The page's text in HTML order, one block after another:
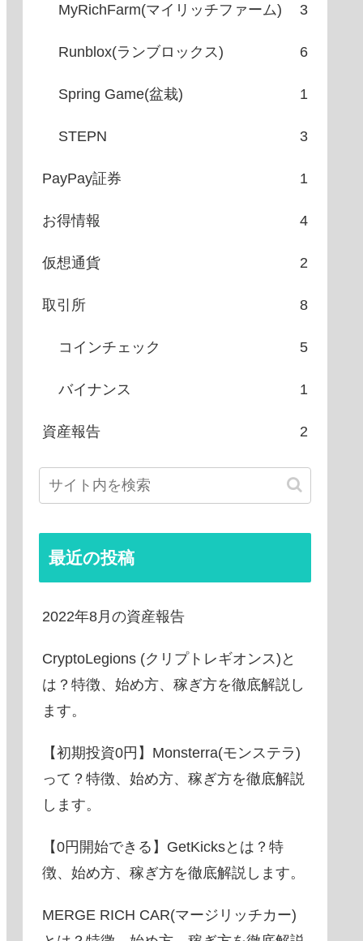
MyRichFarm(マイリッチファーム) 3
Runblox(ランブロックス) 6
Spring Game(盆栽) 1
STEPN 3
PayPay証券 1
お得情報 4
仮想通貨 2
取引所 8
コインチェック 5
バイナンス 1
資産報告 2
最近の投稿
2022年8月の資産報告
CryptoLegions (クリプトレギオンス)と
は？特徴、始め方、稼ぎ方を徹底解説し
ます。
【初期投資0円】Monsterra(モンステラ)
って？特徴、始め方、稼ぎ方を徹底解説
します。
【0円開始できる】GetKicksとは？特
徴、始め方、稼ぎ方を徹底解説します。
MERGE RICH CAR(マージリッチカー)